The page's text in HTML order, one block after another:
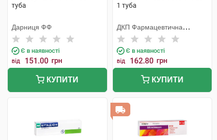
туба
Дарниця ФФ
Є в наявності
від 151.00 грн
КУПИТИ
1 туба
ДКП Фармацевтична
фабрика
Є в наявності
від 162.80 грн
КУПИТИ